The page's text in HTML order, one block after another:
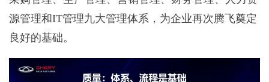
源管理和IT管理九大管理体系，为企业再次腾飞奠定
良好的基础。